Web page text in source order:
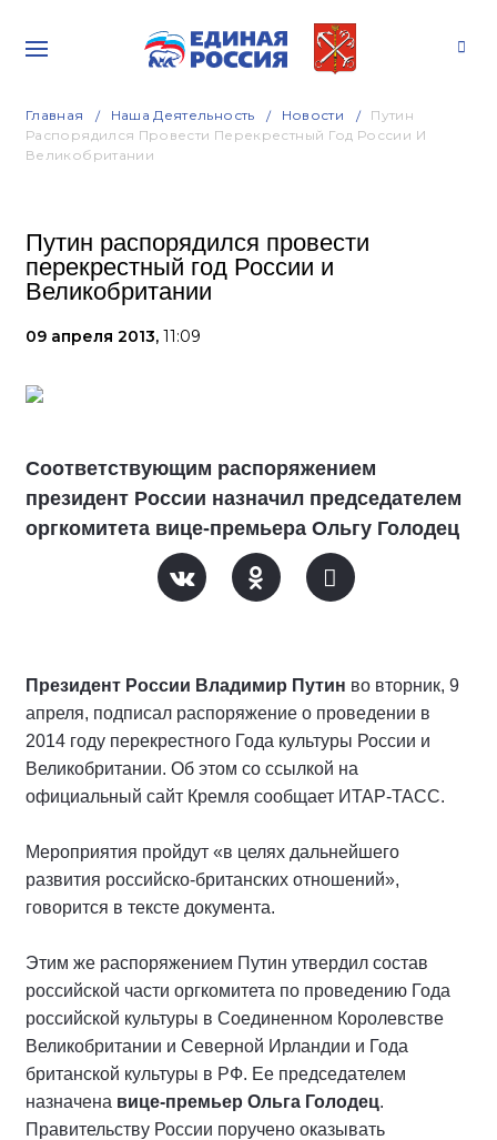
Главная Наша Деятельность Новости
Путин
Распорядился Провести Перекрестный Год России И
Великобритании
Путин распорядился провести
перекрестный год России и
Великобритании
09 апреля 2013, 11:09
Соответствующим распоряжением
президент России назначил председателем
оргкомитета вице-премьера Ольгу Голодец
Президент России Владимир Путин во вторник, 9
апреля, подписал распоряжение о проведении в
2014 году перекрестного Года культуры России и
Великобритании. Об этом со ссылкой на
официальный сайт Кремля сообщает ИТАР-ТАСС.
Мероприятия пройдут «в целях дальнейшего
развития российско-британских отношений»,
говорится в тексте документа.
Этим же распоряжением Путин утвердил состав
российской части оргкомитета по проведению Года
российской культуры в Соединенном Королевстве
Великобритании и Северной Ирландии и Года
британской культуры в РФ. Ее председателем
назначена вице-премьер Ольга Голодец.
Правительству России поручено оказывать